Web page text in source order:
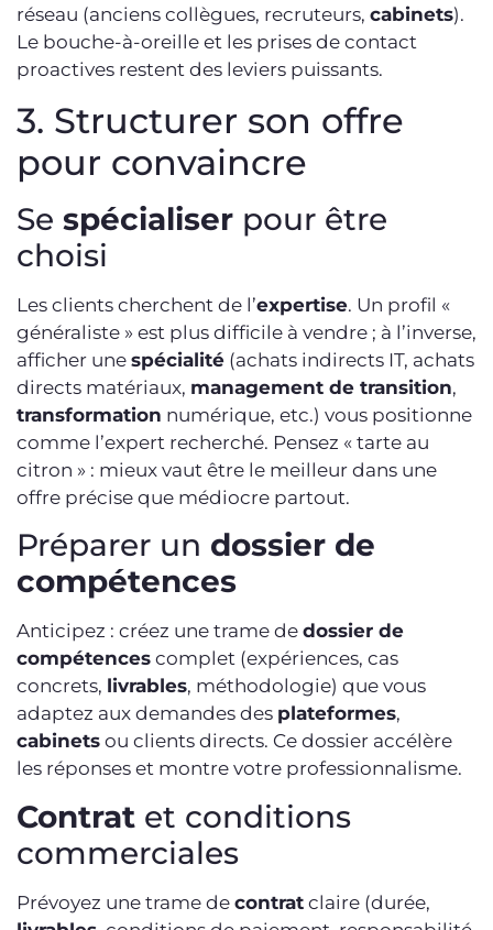
réseau (anciens collègues, recruteurs, cabinets).
Le bouche-à-oreille et les prises de contact
proactives restent des leviers puissants.
3. Structurer son offre
pour convaincre
Se spécialiser pour être
choisi
Les clients cherchent de l’expertise. Un profil «
généraliste » est plus difficile à vendre ; à l’inverse,
afficher une spécialité (achats indirects IT, achats
directs matériaux, management de transition,
transformation numérique, etc.) vous positionne
comme l’expert recherché. Pensez « tarte au
citron » : mieux vaut être le meilleur dans une
offre précise que médiocre partout.
Préparer un dossier de
compétences
Anticipez : créez une trame de dossier de
compétences complet (expériences, cas
concrets, livrables, méthodologie) que vous
adaptez aux demandes des plateformes,
cabinets ou clients directs. Ce dossier accélère
les réponses et montre votre professionnalisme.
Contrat et conditions
commerciales
Prévoyez une trame de contrat claire (durée,